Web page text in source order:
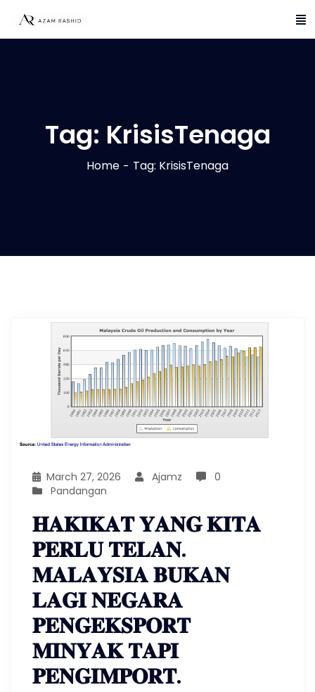
Tag: KrisisTenaga
Home Tag: KrisisTenaga
March 27, 2026 Ajamz
0
Pandangan
𝐇𝐀𝐊𝐈𝐊𝐀𝐓 𝐘𝐀𝐍𝐆 𝐊𝐈𝐓𝐀
𝐏𝐄𝐑𝐋𝐔 𝐓𝐄𝐋𝐀𝐍.
𝐌𝐀𝐋𝐀𝐘𝐒𝐈𝐀 𝐁𝐔𝐊𝐀𝐍
𝐋𝐀𝐆𝐈 𝐍𝐄𝐆𝐀𝐑𝐀
𝐏𝐄𝐍𝐆𝐄𝐊𝐒𝐏𝐎𝐑𝐓
𝐌𝐈𝐍𝐘𝐀𝐊 𝐓𝐀𝐏𝐈
𝐏𝐄𝐍𝐆𝐈𝐌𝐏𝐎𝐑𝐓.